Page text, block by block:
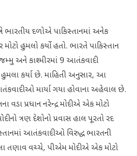
ભારતીય દળોએ પાકિસ્તાનમાં અનેક
હુમલો કર્યો હતો. ભારતે પાકિસ્તાન
અને કાશ્મીરમાં 9 આતંકવાદી
કર્યા છે. માહિતી અનુસાર, આ
માર્યા ગયા હોવાના અહેવાલ છે.
વડા પ્રધાન નરેન્દ્ર મોદીએ એક મોટો
ત્રણ દેશોનો પ્રવાસ હાલ પૂરતો રદ
આતંકવાદીઓ વિરુદ્ધ ભારતની
તણાવ વચ્ચે, પીએમ મોદીએ એક મોટો